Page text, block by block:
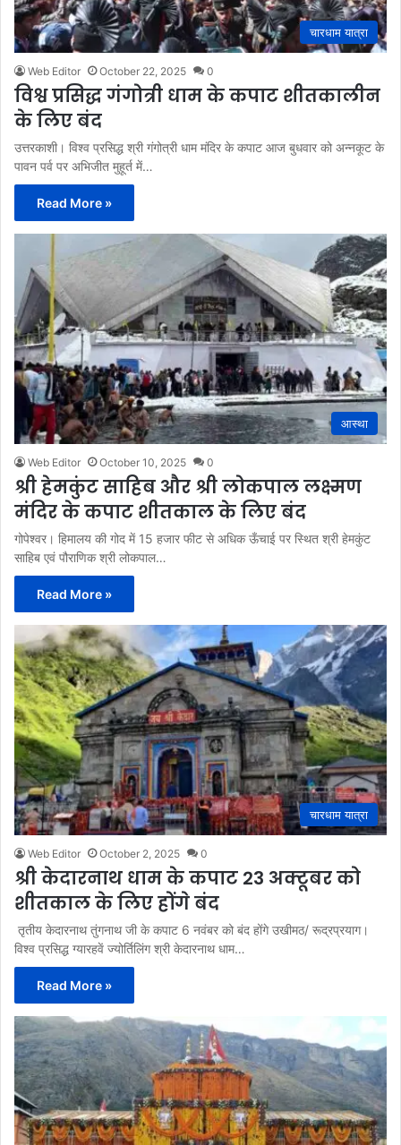
चारधाम यात्रा
Web Editor October 22, 2025 0
विश्व प्रसिद्ध गंगोत्री धाम के कपाट शीतकालीन
के लिए बंद
उत्तरकाशी। विश्व प्रसिद्ध श्री गंगोत्री धाम मंदिर के कपाट आज बुधवार को अन्नकूट के
पावन पर्व पर अभिजीत मुहूर्त में…
Read More »
आस्था
Web Editor October 10, 2025 0
श्री हेमकुंट साहिब और श्री लोकपाल लक्ष्मण
मंदिर के कपाट शीतकाल के लिए बंद
गोपेश्वर। हिमालय की गोद में 15 हजार फीट से अधिक ऊँचाई पर स्थित श्री हेमकुंट
साहिब एवं पौराणिक श्री लोकपाल…
Read More »
चारधाम यात्रा
Web Editor October 2, 2025 0
श्री केदारनाथ धाम के कपाट 23 अक्टूबर को
शीतकाल के लिए होंगे बंद
तृतीय केदारनाथ तुंगनाथ जी के कपाट 6 नवंबर को बंद होंगे उखीमठ/ रूद्रप्रयाग।
विश्व प्रसिद्ध ग्यारहवें ज्योर्तिलिंग श्री केदारनाथ धाम…
Read More »